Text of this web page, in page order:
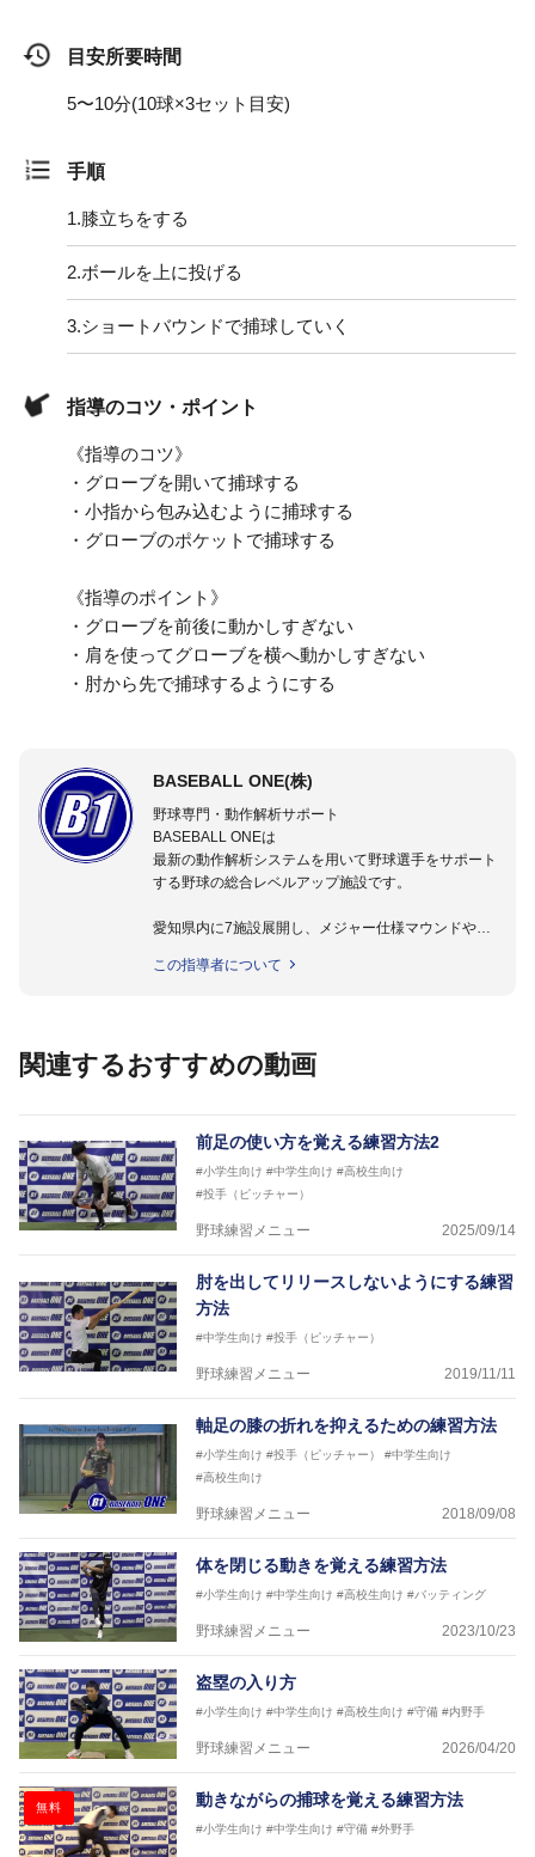
目安所要時間
5〜10分(10球×3セット目安)
手順
1.膝立ちをする
2.ボールを上に投げる
3.ショートバウンドで捕球していく
指導のコツ・ポイント
《指導のコツ》
・グローブを開いて捕球する
・小指から包み込むように捕球する
・グローブのポケットで捕球する
《指導のポイント》
・グローブを前後に動かしすぎない
・肩を使ってグローブを横へ動かしすぎない
・肘から先で捕球するようにする
BASEBALL ONE(株)
野球専門・動作解析サポート
BASEBALL ONEは
最新の動作解析システムを用いて野球選手をサポート
する野球の総合レベルアップ施設です。
愛知県内に7施設展開し、メジャー仕様マウンドやト
動作解析システムを用いて、小学生からプロ野球選手
この指導者について
関連するおすすめの動画
前足の使い方を覚える練習方法2
#小学生向け #中学生向け #高校生向け
#投手（ピッチャー）
野球練習メニュー 2025/09/14
肘を出してリリースしないようにする練習
方法
#中学生向け #投手（ピッチャー）
野球練習メニュー 2019/11/11
軸足の膝の折れを抑えるための練習方法
#小学生向け #投手（ピッチャー）
#中学生向け
#高校生向け
野球練習メニュー 2018/09/08
体を閉じる動きを覚える練習方法
#小学生向け #中学生向け #高校生向け #バッティング
野球練習メニュー 2023/10/23
盗塁の入り方
#小学生向け #中学生向け #高校生向け #守備 #内野手
野球練習メニュー 2026/04/20
無料 動きながらの捕球を覚える練習方法
#小学生向け #中学生向け #守備 #外野手